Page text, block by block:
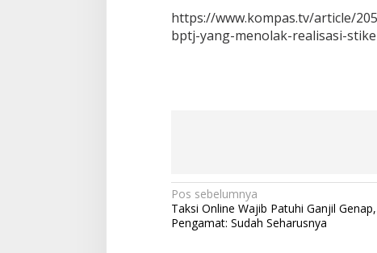
https://www.kompas.tv/article/
bptj-yang-menolak-realisasi-
N
a
Pos sebelumnya
Taksi Online Wajib Patuhi Ganjil Genap,
Pengamat: Sudah Seharusnya